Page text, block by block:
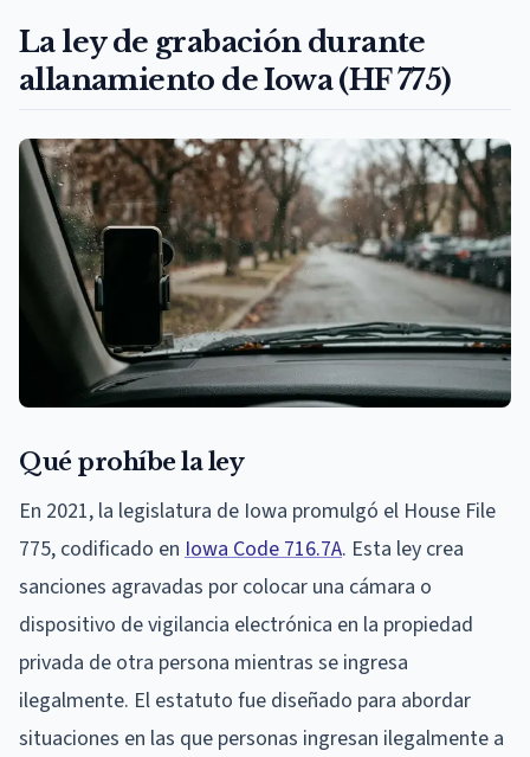
La ley de grabación durante
allanamiento de Iowa (HF 775)
Qué prohíbe la ley
En 2021, la legislatura de Iowa promulgó el House File
775, codificado en Iowa Code 716.7A. Esta ley crea
sanciones agravadas por colocar una cámara o
dispositivo de vigilancia electrónica en la propiedad
privada de otra persona mientras se ingresa
ilegalmente. El estatuto fue diseñado para abordar
situaciones en las que personas ingresan ilegalmente a